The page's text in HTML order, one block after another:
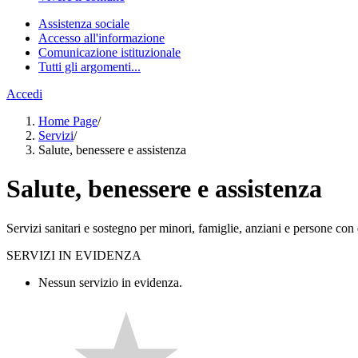
Assistenza sociale
Accesso all'informazione
Comunicazione istituzionale
Tutti gli argomenti...
Accedi
Home Page/
Servizi/
Salute, benessere e assistenza
Salute, benessere e assistenza
Servizi sanitari e sostegno per minori, famiglie, anziani e persone con
SERVIZI IN EVIDENZA
Nessun servizio in evidenza.